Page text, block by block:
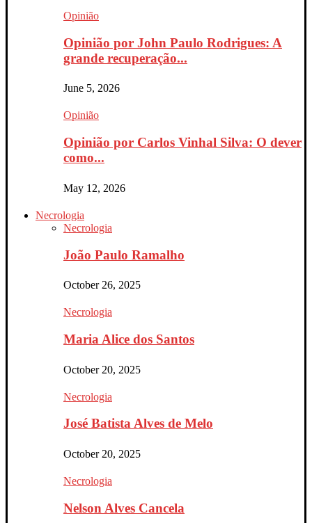
Opinião
Opinião por John Paulo Rodrigues: A
grande recuperação...
June 5, 2026
Opinião
Opinião por Carlos Vinhal Silva: O dever
como...
May 12, 2026
Necrologia
Necrologia
João Paulo Ramalho
October 26, 2025
Necrologia
Maria Alice dos Santos
October 20, 2025
Necrologia
José Batista Alves de Melo
October 20, 2025
Necrologia
Nelson Alves Cancela